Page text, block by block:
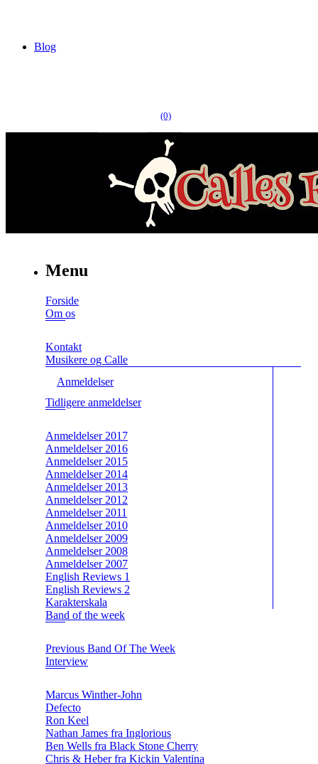
Blog
(0)
Menu
Forside
Om os
Kontakt
Musikere og Calle
Anmeldelser
Tidligere anmeldelser
Anmeldelser 2017
Anmeldelser 2016
Anmeldelser 2015
Anmeldelser 2014
Anmeldelser 2013
Anmeldelser 2012
Anmeldelser 2011
Anmeldelser 2010
Anmeldelser 2009
Anmeldelser 2008
Anmeldelser 2007
English Reviews 1
English Reviews 2
Karakterskala
Band of the week
Previous Band Of The Week
Interview
Marcus Winther-John
Defecto
Ron Keel
Nathan James fra Inglorious
Ben Wells fra Black Stone Cherry
Chris & Heber fra Kickin Valentina